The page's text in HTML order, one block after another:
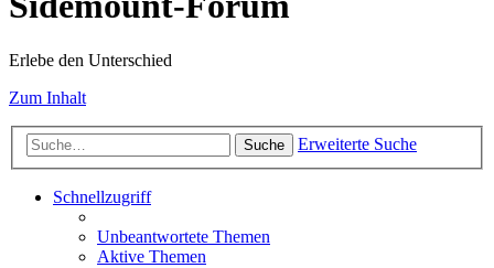
Erlebe den Unterschied
Zum Inhalt
Suche Erweiterte Suche
Schnellzugriff
Unbeantwortete Themen
Aktive Themen